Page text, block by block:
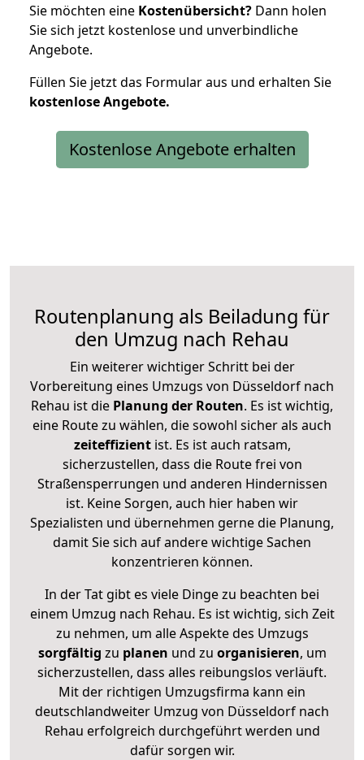
Sie möchten eine Kostenübersicht? Dann holen
Sie sich jetzt kostenlose und unverbindliche
Angebote.
Füllen Sie jetzt das Formular aus und erhalten Sie
kostenloseAngebote.
Kostenlose Angebote erhalten
Routenplanung als Beiladung für
den Umzug nach Rehau
Ein weiterer wichtiger Schritt bei der
Vorbereitung eines Umzugs von Düsseldorf nach
Rehau ist die Planung der Routen. Es ist wichtig,
eine Route zu wählen, die sowohl sicher als auch
zeiteffizientist. Es ist auch ratsam,
sicherzustellen, dass die Route frei von
Straßensperrungen und anderen Hindernissen
ist. Keine Sorgen, auch hier haben wir
Spezialisten und übernehmen gerne die Planung,
damit Sie sich auf andere wichtige Sachen
konzentrieren können.
In der Tat gibt es viele Dinge zu beachten bei
einem Umzug nach Rehau. Es ist wichtig, sich Zeit
zu nehmen, um alle Aspekte des Umzugs
sorgfältig zu planen und zu organisieren, um
sicherzustellen, dass alles reibungslos verläuft.
Mit der richtigen Umzugsfirma kann ein
deutschlandweiter Umzug von Düsseldorf nach
Rehau erfolgreich durchgeführt werden und
dafür sorgen wir.